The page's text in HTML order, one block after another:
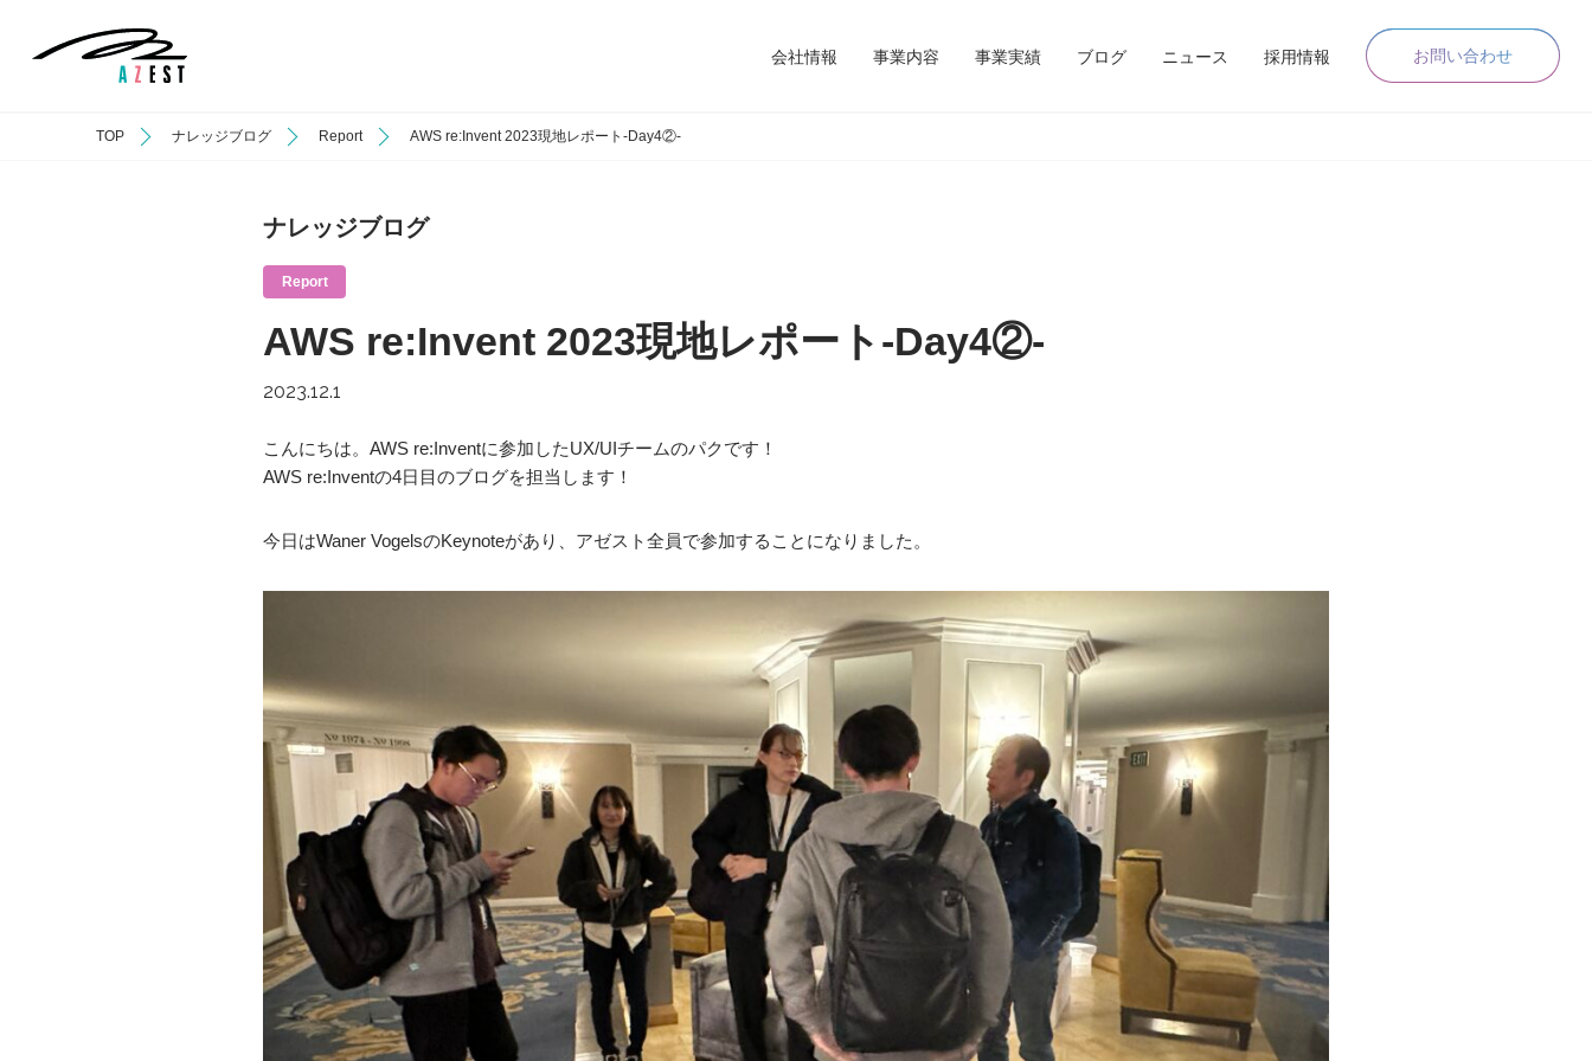
会社情報 事業内容 事業実績 ブログ ニュース 採用情報 お問い合わせ
TOP ナレッジブログ Report AWS re:Invent 2023現地レポート-Day4②-
ナレッジブログ
Report
AWS re:Invent 2023現地レポート-Day4②-
2023.12.1
こんにちは。AWS re:Inventに参加したUX/UIチームのパクです！
AWS re:Inventの4日目のブログを担当します！
今日はWaner VogelsのKeynoteがあり、アゼスト全員で参加することになりました。